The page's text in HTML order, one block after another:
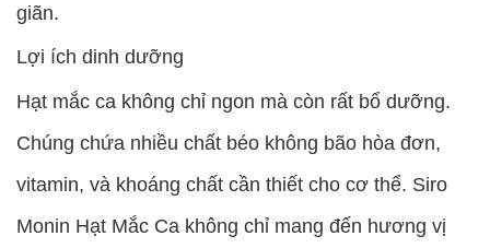
giãn.
Lợi ích dinh dưỡng
Hạt mắc ca không chỉ ngon mà còn rất bổ dưỡng.
Chúng chứa nhiều chất béo không bão hòa đơn,
vitamin, và khoáng chất cần thiết cho cơ thể. Siro
Monin Hạt Mắc Ca không chỉ mang đến hương vị